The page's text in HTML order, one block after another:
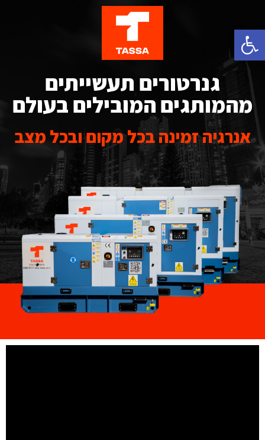
פתח סרגל נגישות
גנרטורים תעשייתים
מהמותגים המובילים בעולם
אנרגיה זמינה בכל מקום ובכל מצב